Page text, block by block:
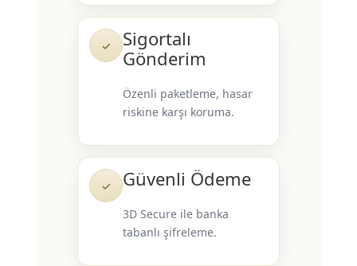
✓
Sigortalı
Gönderim
Özenli paketleme, hasar
riskine karşı koruma.
✓ Güvenli Ödeme
3D Secure ile banka
tabanlı şifreleme.